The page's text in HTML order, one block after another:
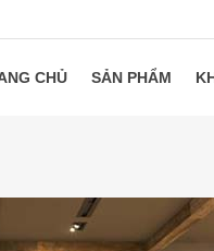
CHỦ SẢN PHẨM